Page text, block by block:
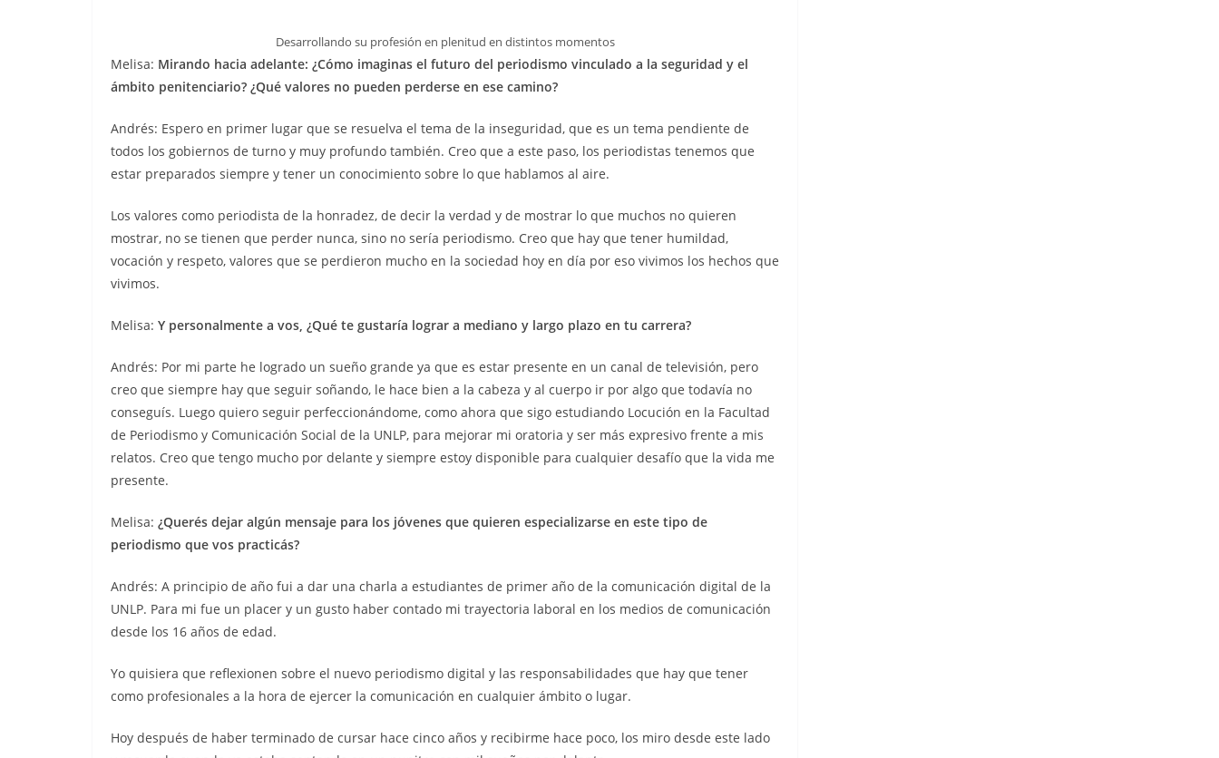
Desarrollando su profesión en plenitud en distintos momentos
Melisa: Mirando hacia adelante: ¿Cómo imaginas el futuro del periodismo vinculado a la seguridad y el
ámbito penitenciario? ¿Qué valores no pueden perderse en ese camino?
Andrés: Espero en primer lugar que se resuelva el tema de la inseguridad, que es un tema pendiente de
todos los gobiernos de turno y muy profundo también. Creo que a este paso, los periodistas tenemos que
estar preparados siempre y tener un conocimiento sobre lo que hablamos al aire.
Los valores como periodista de la honradez, de decir la verdad y de mostrar lo que muchos no quieren
mostrar, no se tienen que perder nunca, sino no sería periodismo. Creo que hay que tener humildad,
vocación y respeto, valores que se perdieron mucho en la sociedad hoy en día por eso vivimos los hechos que
vivimos.
Melisa: Y personalmente a vos, ¿Qué te gustaría lograr a mediano y largo plazo en tu carrera?
Andrés: Por mi parte he logrado un sueño grande ya que es estar presente en un canal de televisión, pero
creo que siempre hay que seguir soñando, le hace bien a la cabeza y al cuerpo ir por algo que todavía no
conseguís. Luego quiero seguir perfeccionándome, como ahora que sigo estudiando Locución en la Facultad
de Periodismo y Comunicación Social de la UNLP, para mejorar mi oratoria y ser más expresivo frente a mis
relatos. Creo que tengo mucho por delante y siempre estoy disponible para cualquier desafío que la vida me
presente.
Melisa: ¿Querés dejar algún mensaje para los jóvenes que quieren especializarse en este tipo de
periodismo que vos practicás?
Andrés: A principio de año fui a dar una charla a estudiantes de primer año de la comunicación digital de la
UNLP. Para mi fue un placer y un gusto haber contado mi trayectoria laboral en los medios de comunicación
desde los 16 años de edad.
Yo quisiera que reflexionen sobre el nuevo periodismo digital y las responsabilidades que hay que tener
como profesionales a la hora de ejercer la comunicación en cualquier ámbito o lugar.
Hoy después de haber terminado de cursar hace cinco años y recibirme hace poco, los miro desde este lado